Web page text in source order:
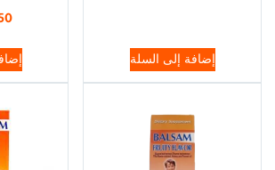
إضافة إلى السلة